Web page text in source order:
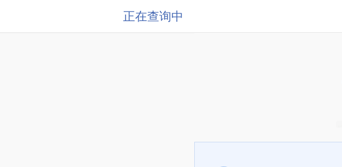
正在查询中